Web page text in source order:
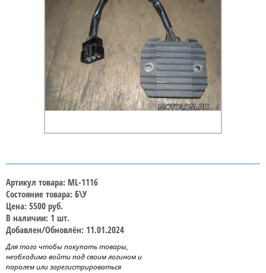
Артикул товара: ML-1116
Состояние товара: Б\У
Цена: 5500 руб.
В наличии: 1 шт.
Добавлен/Обновлён: 11.01.2024
Для того чтобы покупать товары,
необходимо войти под своим логином и
паролем или зарегистрироваться